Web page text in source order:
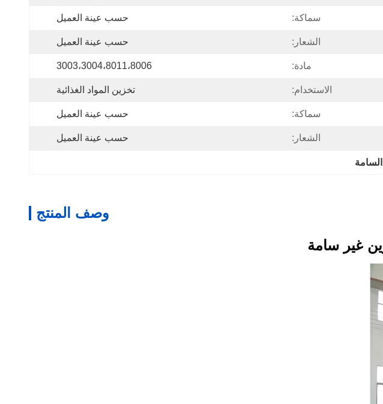
سماكة: حسب عينة العميل
الشعار: حسب عينة العميل
مادة: 3003،3004،8011،8006
الاستخدام: تخزين المواد الغذائية
سماكة: حسب عينة العميل
الشعار: حسب عينة العميل
السامة
وصف المنتج
غير سامة